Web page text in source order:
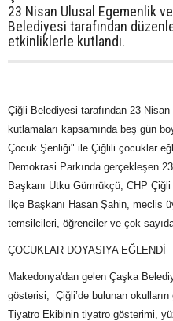
23 Nisan Ulusal Egemenlik
Belediyesi tarafından
etkinliklerle kutlandı.
Çiğli Belediyesi tarafından 23
kutlamaları kapsamında beş gün
Çocuk Şenliği" ile Çiğlili çocuklar
Demokrasi Parkında gerçekleşen
Başkanı Utku Gümrükçü, CHP
İlçe Başkanı Hasan Şahin, meclis
temsilcileri, öğrenciler ve çok
ÇOCUKLAR DOYASIYA EĞLENDİ
Makedonya'dan gelen Çaşka
gösterisi, Çiğli’de bulunan
Tiyatro Ekibinin tiyatro gösterimi,